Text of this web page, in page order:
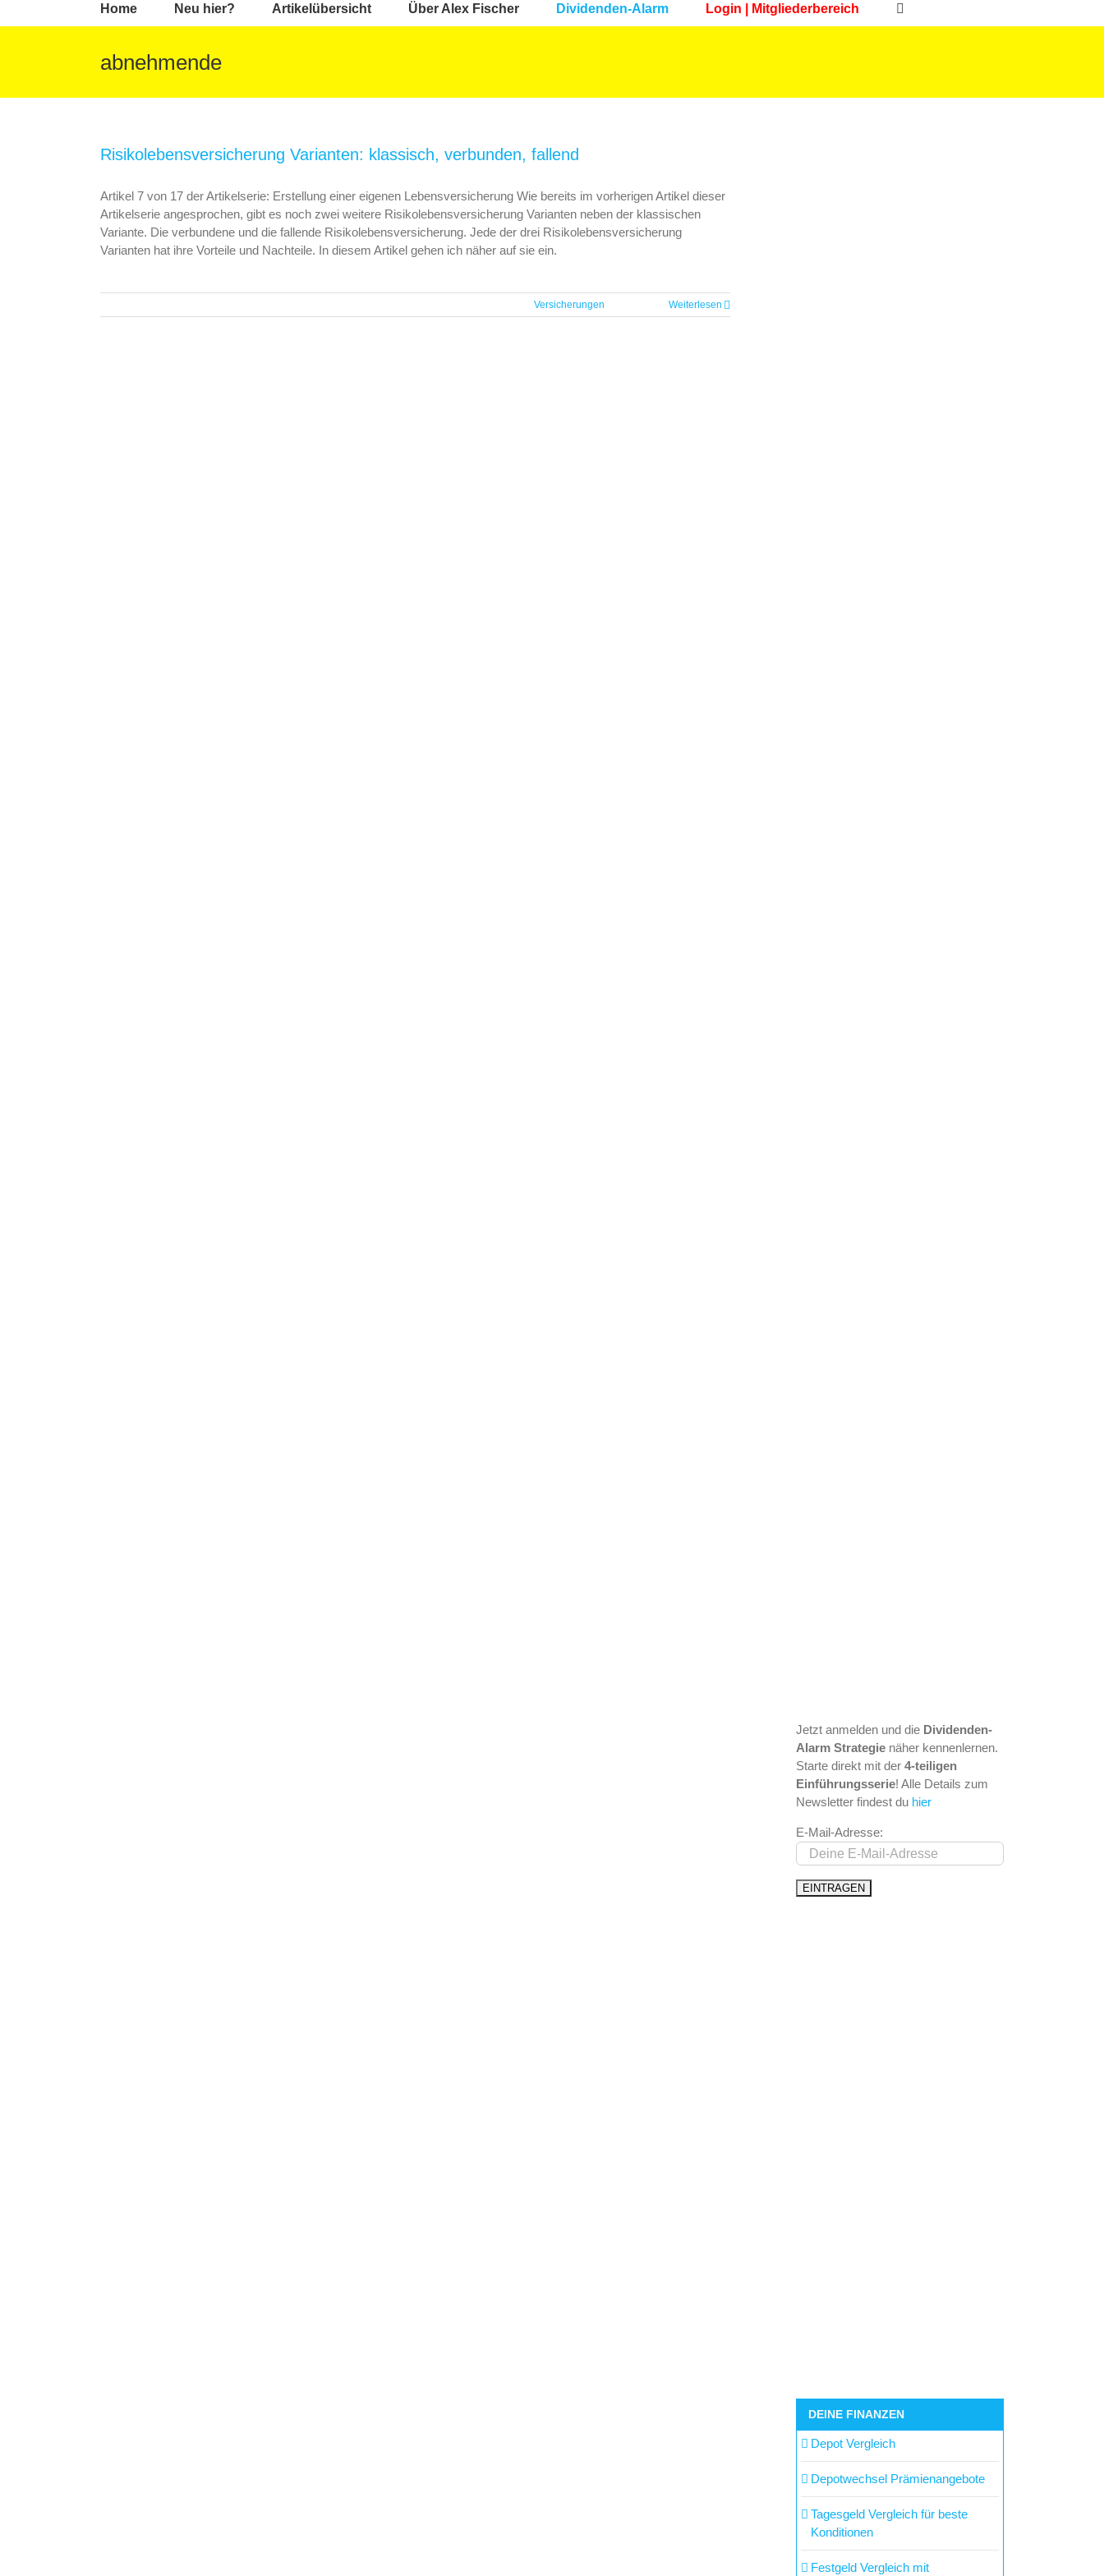
Home Neu hier? Artikelübersicht Über Alex Fischer Dividenden-Alarm Login | Mitgliederbereich
abnehmende
Risikolebensversicherung Varianten: klassisch, verbunden, fallend
Artikel 7 von 17 der Artikelserie: Erstellung einer eigenen Lebensversicherung Wie bereits im vorherigen Artikel dieser
Artikelserie angesprochen, gibt es noch zwei weitere Risikolebensversicherung Varianten neben der klassischen
Variante. Die verbundene und die fallende Risikolebensversicherung. Jede der drei Risikolebensversicherung
Varianten hat ihre Vorteile und Nachteile. In diesem Artikel gehen ich näher auf sie ein.
Versicherungen Weiterlesen
Jetzt anmelden und die Dividenden-
Alarm Strategie näher kennenlernen.
Starte direkt mit der 4-teiligen
Einführungsserie! Alle Details zum
Newsletter findest du hier
E-Mail-Adresse:
DEINE FINANZEN
Depot Vergleich
Depotwechsel Prämienangebote
Tagesgeld Vergleich für beste
Konditionen
Festgeld Vergleich mit